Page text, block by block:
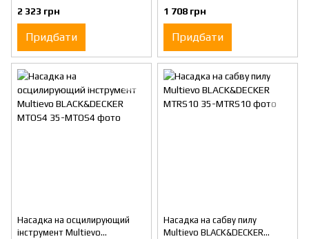
MTIM3
2 323 грн
Придбати
MTJS1
1 708 грн
Придбати
Насадка на осцилирующий
інструмент Multievo
Насадка на сабву пилу
Multievo BLACK&DECKER